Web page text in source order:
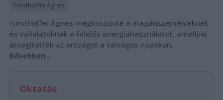
Forsthoffer Ágnes
Forsthoffer Ágnes megköszönte a magánszemélyeknek
és vállalatoknak a felelős energiahasználatot, amellyel
átsegítették az országot a válságos napokon.
Bővebben...
Oktatás